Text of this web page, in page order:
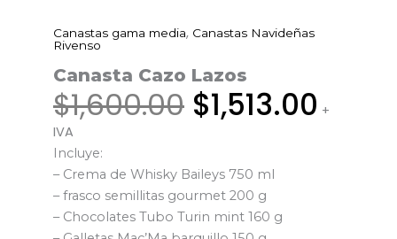
Canastas gama media, Canastas Navideñas
Rivenso
Canasta Cazo Lazos
$1,600.00
Original
was:
$1,600.00.
$1,513.00 +
IVA
Incluye:
– Crema de Whisky Baileys 750 ml
– frasco semillitas gourmet 200 g
– Chocolates Tubo Turin mint 160 g
Canasta
Lazos
cantidad